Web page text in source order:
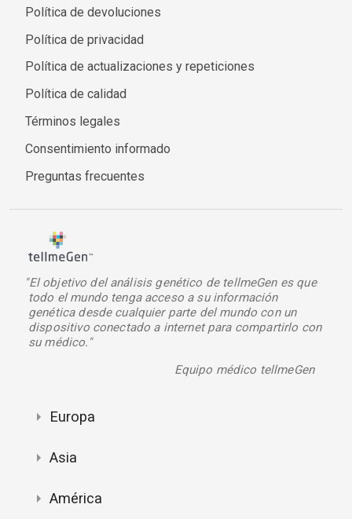
Política de devoluciones
Política de privacidad
Política de actualizaciones y repeticiones
Política de calidad
Términos legales
Consentimiento informado
Preguntas frecuentes
"El objetivo del análisis genético de tellmeGen es que
todo el mundo tenga acceso a su información
genética desde cualquier parte del mundo con un
dispositivo conectado a internet para compartirlo con
su médico."
Equipo médico tellmeGen
Europa
Asia
América